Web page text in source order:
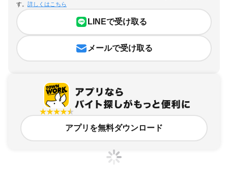
す。 詳しくはこちら
LINEで受け取る
メールで受け取る
アプリを無料ダウンロード